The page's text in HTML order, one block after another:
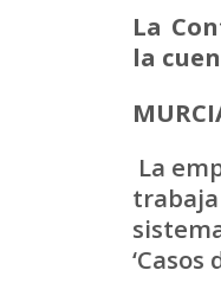
La
la
La
trabaja